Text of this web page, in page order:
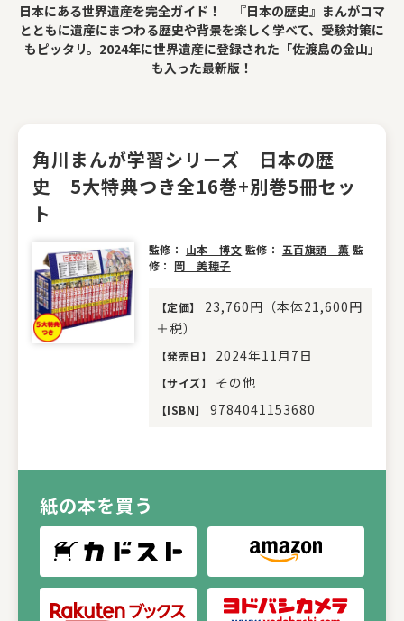
日本にある世界遺産を完全ガイド！ 『日本の歴史』まんがコマ
とともに遺産にまつわる歴史や背景を楽しく学べて、受験対策に
もピッタリ。2024年に世界遺産に登録された「佐渡島の金山」
も入った最新版！
角川まんが学習シリーズ 日本の歴
史 5大特典つき全16巻+別巻5冊セッ
ト
監修： 山本 博文 監修： 五百旗頭 薫 監
修： 岡 美穂子
【定価】
23,760円（本体21,600円
＋税）
【発売日】 2024年11月7日
【サイズ】 その他
【ISBN】 9784041153680
紙の本を買う